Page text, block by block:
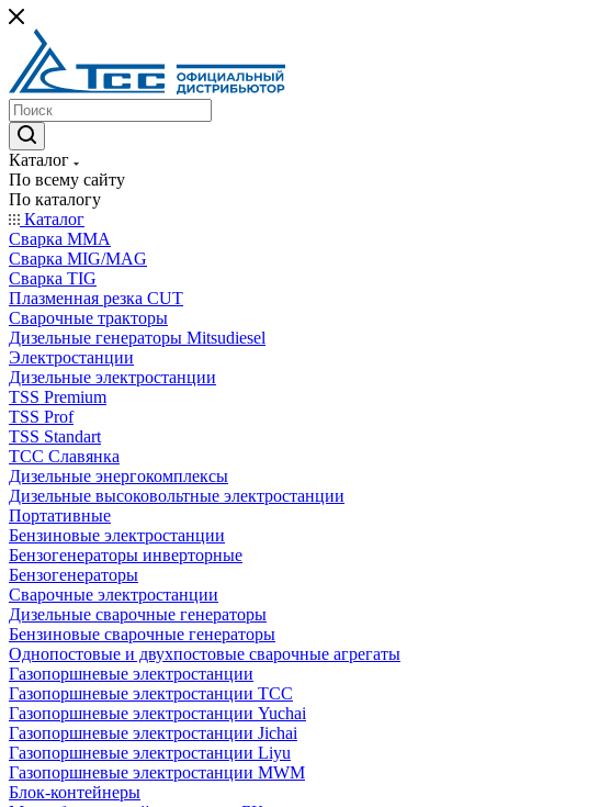
Каталог
По всему сайту
По каталогу
Каталог
Сварка MMA
Сварка MIG/MAG
Сварка TIG
Плазменная резка CUT
Сварочные тракторы
Дизельные генераторы Mitsudiesel
Электростанции
Дизельные электростанции
TSS Premium
TSS Prof
TSS Standart
ТСС Славянка
Дизельные энергокомплексы
Дизельные высоковольтные электростанции
Портативные
Бензиновые электростанции
Бензогенераторы инверторные
Бензогенераторы
Сварочные электростанции
Дизельные сварочные генераторы
Бензиновые сварочные генераторы
Однопостовые и двухпостовые сварочные агрегаты
Газопоршневые электростанции
Газопоршневые электростанции ТСС
Газопоршневые электростанции Yuchai
Газопоршневые электростанции Jichai
Газопоршневые электростанции Liyu
Газопоршневые электростанции MWM
Блок-контейнеры